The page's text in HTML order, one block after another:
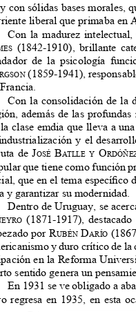
con sólidas bases morales,
liberal que primaba en
Con la madurez
(1842-1910), brillante
de la psicología
(1859-1941),
Con la consolidación de la
además de las
clase emdia que lleva a
y el
deJoSé batlle yo
que tiene como función
que en el tema especíﬁco
y garantizar su modernidad.
Dentro de Uruguay, se
(1871-1917),
porrubén darío
y duro crítico de la
en la Reforma
sentido genera un
En 1931 se ve obligado a
regresa en 1935, en esta